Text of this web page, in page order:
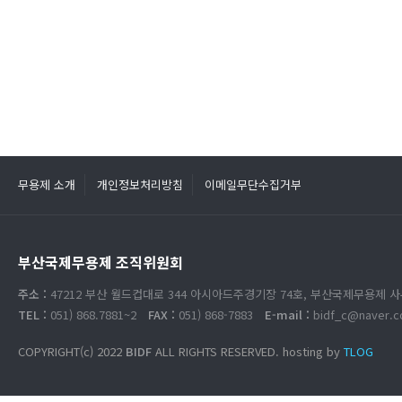
무용제 소개 개인정보처리방침 이메일무단수집거부
부산국제무용제 조직위원회
주소 : 47212 부산 월드컵대로 344 아시아드주경기장 74호, 부산국제무용제
TEL : 051) 868.7881~2 FAX : 051) 868-7883 E-mail :
COPYRIGHT(c) 2022 BIDF ALL RIGHTS RESERVED. hosting by TLOG